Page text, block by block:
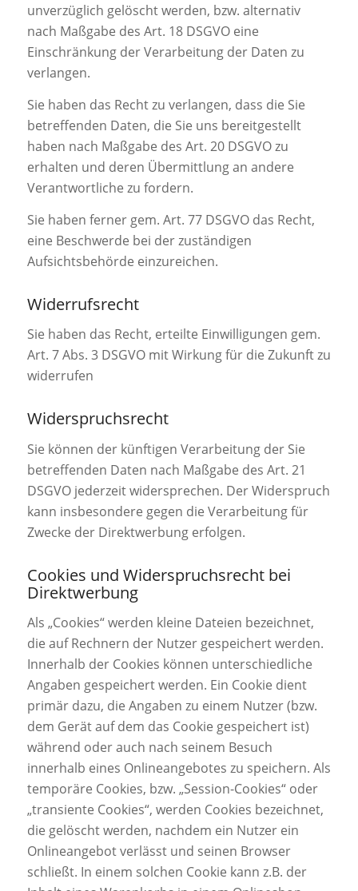
unverzüglich gelöscht werden, bzw. alternativ
nach Maßgabe des Art. 18 DSGVO eine
Einschränkung der Verarbeitung der Daten zu
verlangen.
Sie haben das Recht zu verlangen, dass die Sie
betreffenden Daten, die Sie uns bereitgestellt
haben nach Maßgabe des Art. 20 DSGVO zu
erhalten und deren Übermittlung an andere
Verantwortliche zu fordern.
Sie haben ferner gem. Art. 77 DSGVO das Recht,
eine Beschwerde bei der zuständigen
Aufsichtsbehörde einzureichen.
Widerrufsrecht
Sie haben das Recht, erteilte Einwilligungen gem.
Art. 7 Abs. 3 DSGVO mit Wirkung für die Zukunft zu
widerrufen
Widerspruchsrecht
Sie können der künftigen Verarbeitung der Sie
betreffenden Daten nach Maßgabe des Art. 21
DSGVO jederzeit widersprechen. Der Widerspruch
kann insbesondere gegen die Verarbeitung für
Zwecke der Direktwerbung erfolgen.
Cookies und Widerspruchsrecht bei
Direktwerbung
Als „Cookies“ werden kleine Dateien bezeichnet,
die auf Rechnern der Nutzer gespeichert werden.
Innerhalb der Cookies können unterschiedliche
Angaben gespeichert werden. Ein Cookie dient
primär dazu, die Angaben zu einem Nutzer (bzw.
dem Gerät auf dem das Cookie gespeichert ist)
während oder auch nach seinem Besuch
innerhalb eines Onlineangebotes zu speichern. Als
temporäre Cookies, bzw. „Session-Cookies“ oder
„transiente Cookies“, werden Cookies bezeichnet,
die gelöscht werden, nachdem ein Nutzer ein
Onlineangebot verlässt und seinen Browser
schließt. In einem solchen Cookie kann z.B. der